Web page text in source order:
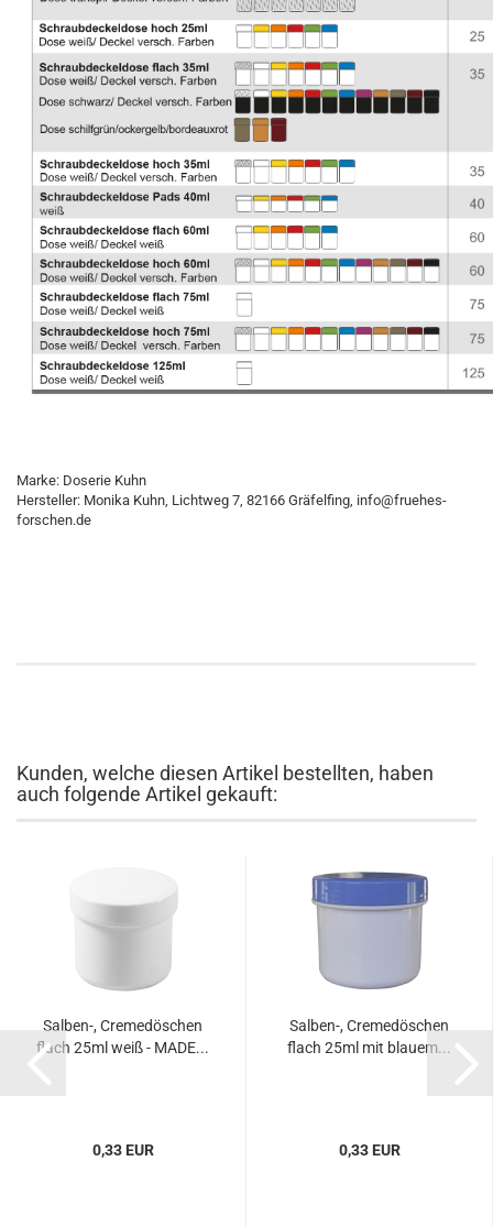
Marke: Doserie Kuhn
Hersteller: Monika Kuhn, Lichtweg 7, 82166 Gräfelfing, info@fruehes-
forschen.de
Kunden, welche diesen Artikel bestellten, haben
auch folgende Artikel gekauft:
Salben-, Cremedöschen
flach 25ml weiß - MADE...
0,33 EUR
Salben-, Cremedöschen
flach 25ml mit blauem...
0,33 EUR